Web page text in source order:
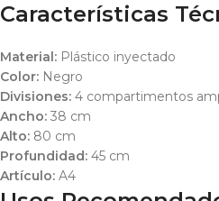
Características
Material: Plástico inyectado
Color: Negro
Divisiones: 4 compartimentos
Ancho: 38 cm
Alto: 80 cm
Profundidad: 45 cm
Artículo: A4